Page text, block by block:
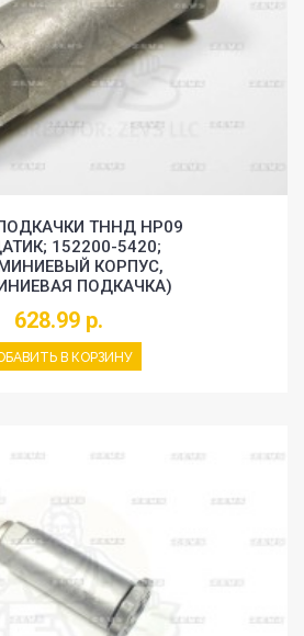
ТННД HP09
152200-5420;
КОРПУС,
ПОДКАЧКА)
628.99 р.
В КОРЗИНУ